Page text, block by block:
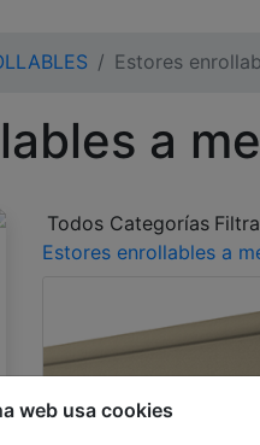
web usa cookies
Estores
a
Todos Categorías
Estores enrollables a